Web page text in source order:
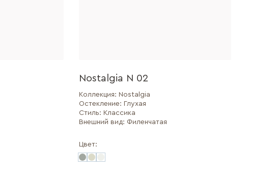
Nostalgia N 02
Коллекция: Nostalgia
Остекление: Глухая
Стиль: Классика
Внешний вид: Филенчатая
Цвет: